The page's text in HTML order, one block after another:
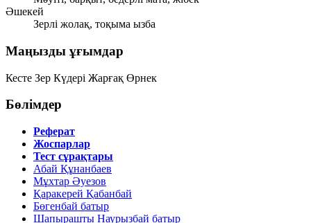
Әшекей
Зерлі жолақ, тоқыма ызба
Маңызды ұғымдар
Кесте Зер Күдері Жарғақ Өрнек
Бөлімдер
Реферат
Жоспарлар
Тест сұрақтары
Абай Құнанбаев
Мұхтар Әуезов
Қаракерей Қабанбай
Бөгенбай батыр
Шапырашты Наурызбай батыр